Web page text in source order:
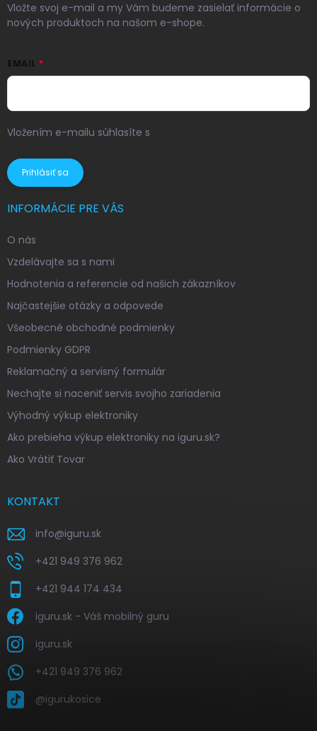
Vložte svoj e-mail a my Vám budeme zasielať informácie o
nových produktoch na našom e-shope.
EMAIL
Vložením e-mailu súhlasíte s
Prihlásiť sa
INFORMÁCIE PRE VÁS
O nás
Vzdelávajte sa s nami
Hodnotenia a referencie od našich zákazníkov
Najčastejšie otázky a odpovede
Všeobecné obchodné podmienky
Podmienky GDPR
Reklamačný a servisný formulár
Nechajte si naceniť servis svojho zariadenia
Výhodný výkup elektroniky
Ako prebieha výkup elektroniky na iguru.sk?
Ako Vrátiť Tovar
KONTAKT
info@iguru.sk
+421 949 376 962
+421 944 174 434
iguru.sk - Váš mobilný guru
iguru.sk
+421 949 376 962
@igurukosice